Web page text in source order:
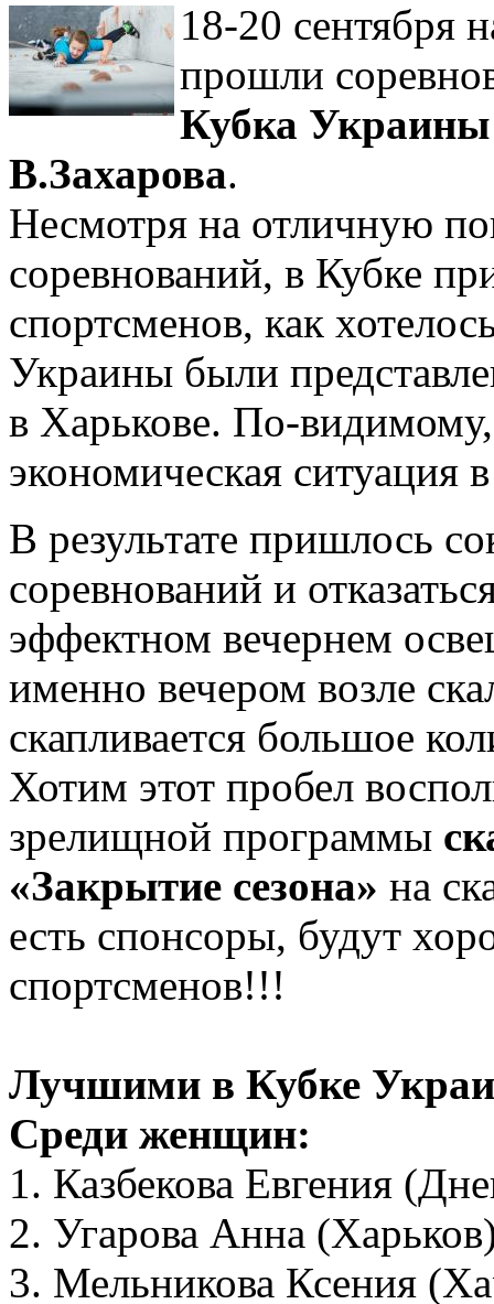
18-20 сентября
прошли
Кубка Украины
В.Захарова.
Несмотря на отличную
соревнований, в Кубке
спортсменов, как
Украины были
в Харькове. По-видимому,
экономическая ситуация
В результате пришлось
соревнований и
эффектном вечернем
именно вечером возле
скапливается большое
Хотим этот пробел
зрелищной программы
«Закрытие сезона» на
есть спонсоры, будут
спортсменов!!!
Лучшими в Кубке
Среди женщин:
1. Казбекова Евгения
2. Угарова Анна
3. Мельникова Ксения